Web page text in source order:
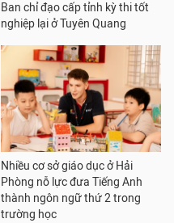
Ban chỉ đạo cấp tỉnh kỳ thi tốt
nghiệp lại ở Tuyên Quang
Nhiều cơ sở giáo dục ở Hải
Phòng nỗ lực đưa Tiếng Anh
thành ngôn ngữ thứ 2 trong
trường học